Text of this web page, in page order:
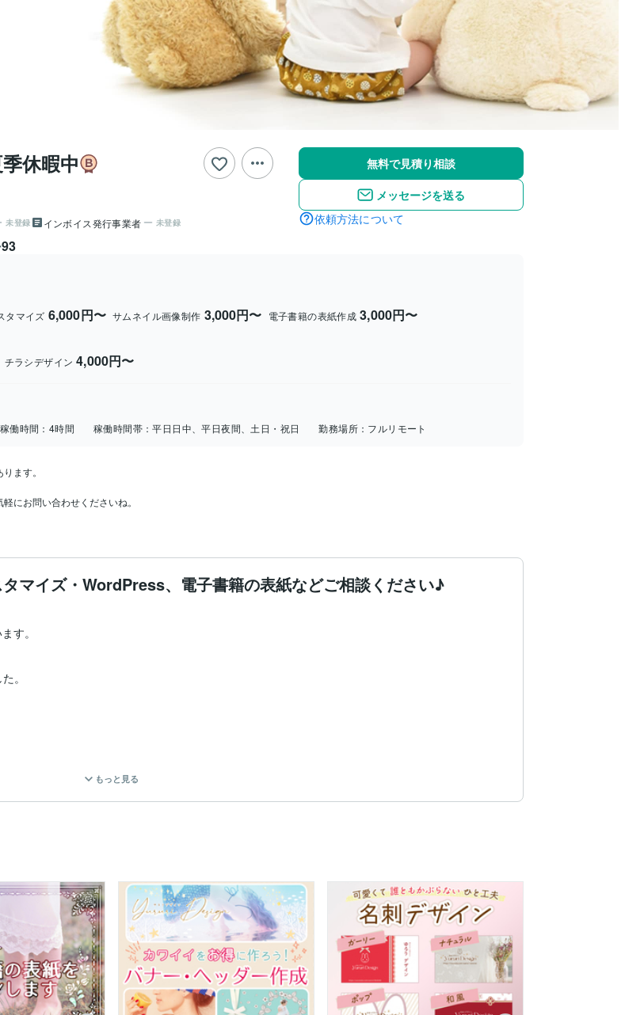
休暇中
未登録 インボイス発行事業者 未登録
93
無料で見積り相談
メッセージを送る
依頼方法について
タマイズ 6,000円〜 サムネイル画像制作 3,000円〜 電子書籍の表紙作成 3,000円〜
チラシデザイン 4,000円〜
働時間： 4時間 稼働時間帯：平日日中、平日夜間、土日・祝日 勤務場所： フルリモート
ます。
にお問い合わせくださいね。
マイズ・WordPress、電子書籍の表紙などご相談ください♪
す。
。
もっと見る